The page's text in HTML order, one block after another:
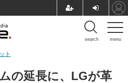
menu
search
の延長に、LGが革
ト